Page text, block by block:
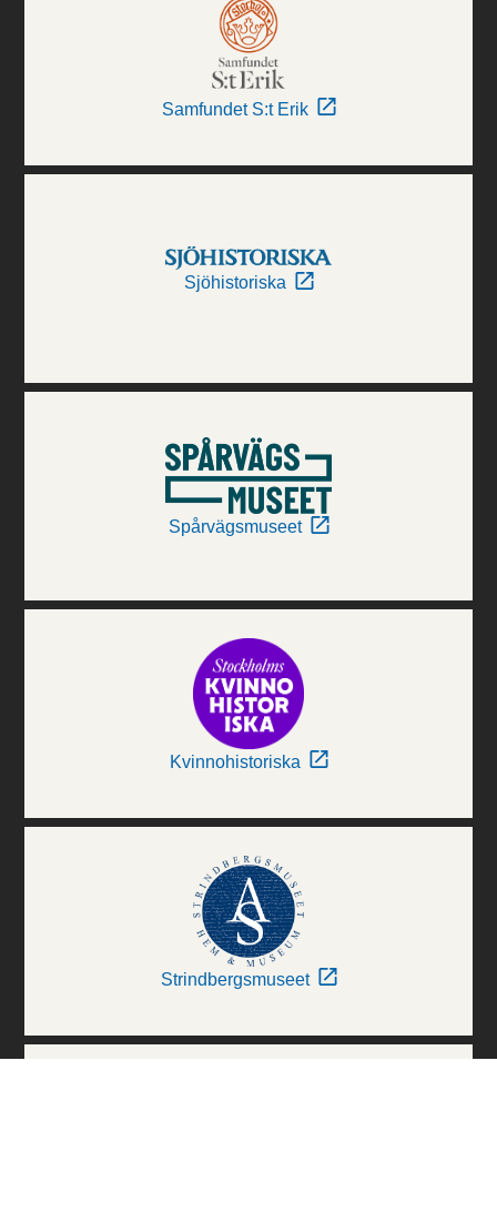
Samfundet S:t Erik
Sjöhistoriska
Spårvägsmuseet
Kvinnohistoriska
Strindbergsmuseet